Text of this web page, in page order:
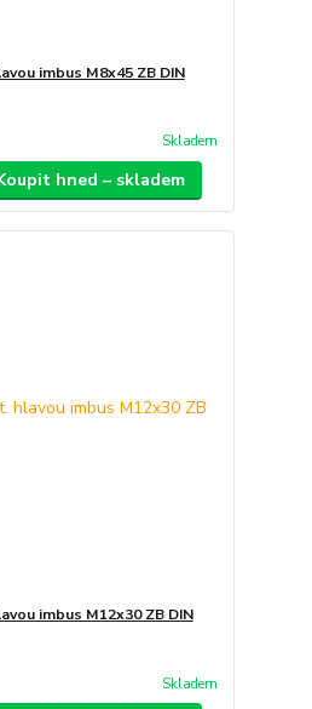
imbus M8x45 ZB DIN
Skladem
hned – skladem
imbus M12x30 ZB DIN
Skladem